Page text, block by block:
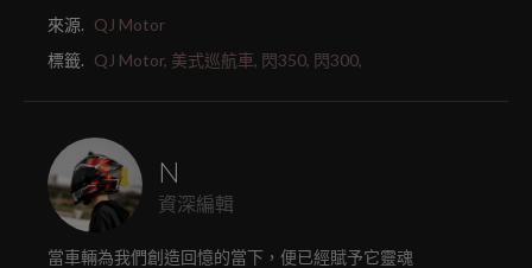
來源. QJ Motor
標籤. QJ Motor, 美式巡航車, 閃350, 閃300,
N
資深編輯
當車輛為我們創造回憶的當下，便已經賦予它靈魂